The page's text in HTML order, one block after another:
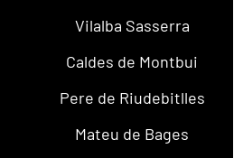
Vilalba Sasserra
Caldes de Montbui
Pere de Riudebitlles
Mateu de Bages